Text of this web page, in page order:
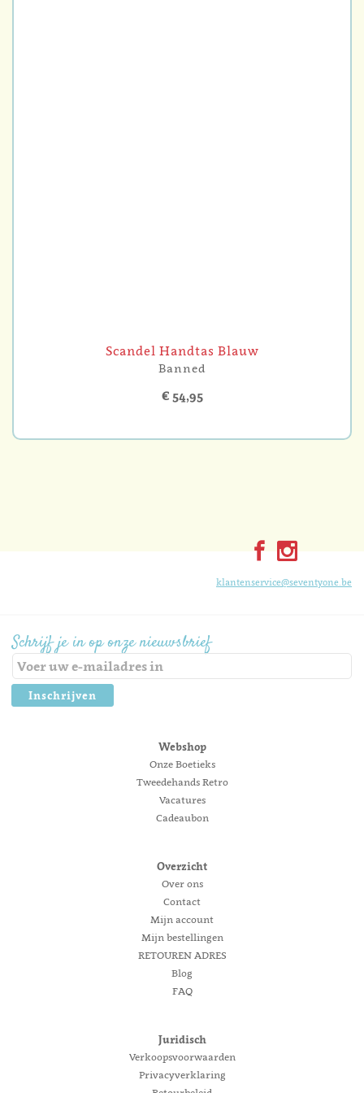
Scandel Handtas Blauw
Banned
€ 54,95
Schrijf je in op onze nieuwsbrief
Inschrijven
klantenservice@seventyone.be
Webshop
Onze Boetieks
Tweedehands Retro
Vacatures
Cadeaubon
Overzicht
Over ons
Contact
Mijn account
Mijn bestellingen
RETOUREN ADRES
Blog
FAQ
Juridisch
Verkoopsvoorwaarden
Privacyverklaring